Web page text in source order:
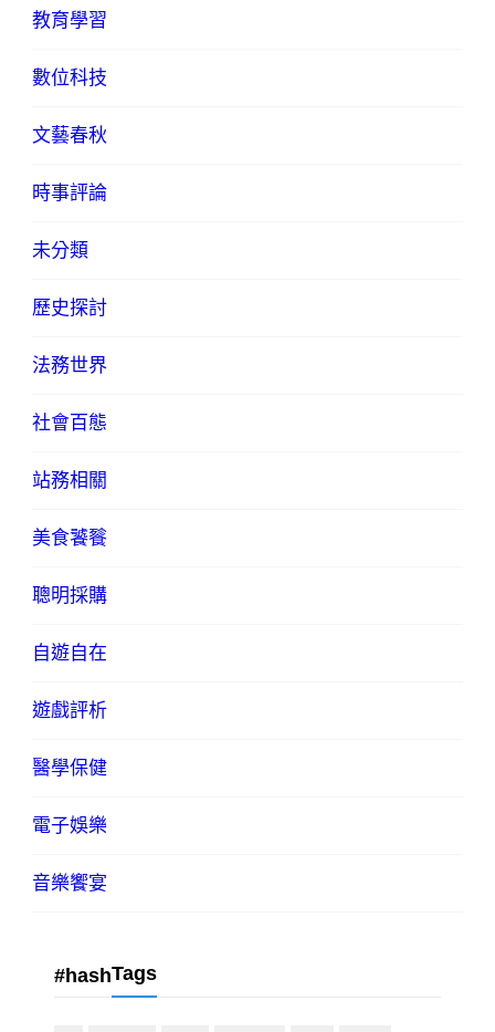
教育學習
數位科技
文藝春秋
時事評論
未分類
歷史探討
法務世界
社會百態
站務相關
美食饕餮
聰明採購
自遊自在
遊戲評析
醫學保健
電子娛樂
音樂饗宴
#hashTags